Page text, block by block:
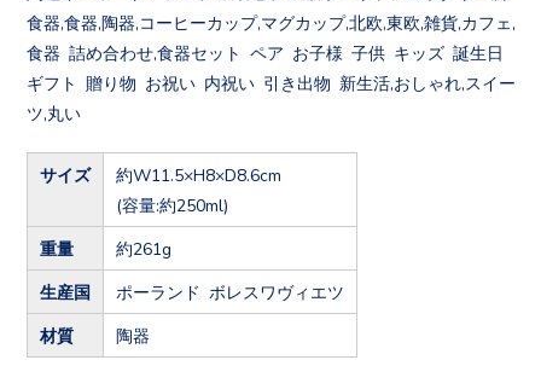
食器,食器,陶器,コーヒーカップ,マグカップ,北欧,東欧,雑貨,カフェ,
食器 詰め合わせ,食器セット ペア お子様 子供 キッズ 誕生日
ギフト 贈り物 お祝い 内祝い 引き出物 新生活,おしゃれ,スイー
ツ,丸い
サイズ
約W11.5×H8×D8.6cm
(容量:約250ml)
重量 約261g
生産国 ポーランド ボレスワヴィエツ
材質 陶器